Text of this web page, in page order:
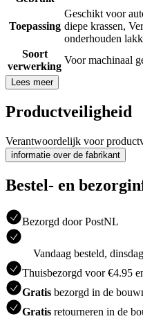
Toepassing
Geschikt voor
diepe krassen,
onderhouden
Soort
verwerking
Voor machinaal
Lees meer
Productveiligheid
Verantwoordelijk voor
informatie over de fabrikant
Bestel- en
Bezorgd door PostNL
Vandaag besteld,
Thuisbezorgd voor €4.95
Gratis bezorgd in de
Gratis retourneren in de